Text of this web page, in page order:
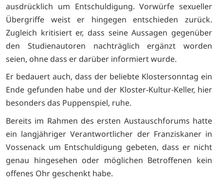
ausdrücklich um Entschuldigung. Vorwürfe sexueller
Übergriffe weist er hingegen entschieden zurück.
Zugleich kritisiert er, dass seine Aussagen gegenüber
den Studienautoren nachträglich ergänzt worden
seien, ohne dass er darüber informiert wurde.
Er bedauert auch, dass der beliebte Klostersonntag ein
Ende gefunden habe und der Kloster-Kultur-Keller, hier
besonders das Puppenspiel, ruhe.
Bereits im Rahmen des ersten Austauschforums hatte
ein langjähriger Verantwortlicher der Franziskaner in
Vossenack um Entschuldigung gebeten, dass er nicht
genau hingesehen oder möglichen Betroffenen kein
offenes Ohr geschenkt habe.